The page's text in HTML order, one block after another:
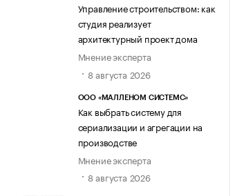
Управление строительством: как
студия реализует
архитектурный проект дома
Мнение эксперта
8 августа 2026
ООО «МАЛЛЕНОМ СИСТЕМС»
Как выбрать систему для
сериализации и агрегации на
производстве
Мнение эксперта
8 августа 2026